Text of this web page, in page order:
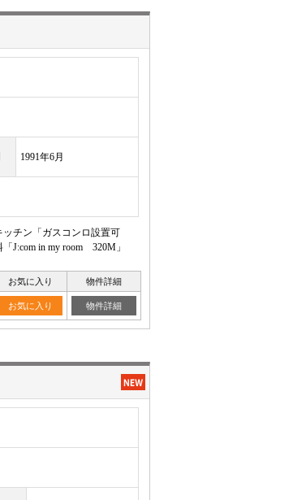
1991年6月
チン「ガスコンロ設置可
J:com in my room 320M」
お気に入り 物件詳細
お気に入り 物件詳細